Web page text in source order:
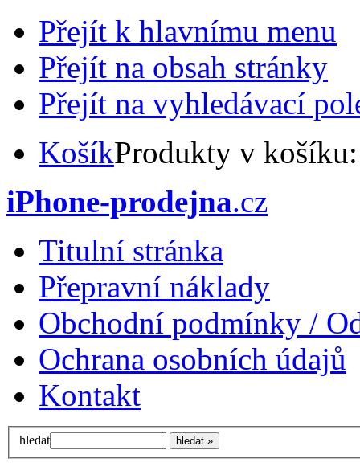
Přejít k hlavnímu menu
Přejít na obsah stránky
Přejít na vyhledávací
KošíkProdukty v
iPhone-prodejna.cz
Titulní stránka
Přepravní náklady
Obchodní podmínky /
Ochrana osobních údajů
Kontakt
hledat